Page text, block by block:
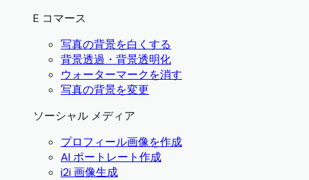
E コマース
写真の背景を白くする
背景透過・背景透明化
ウォーターマークを消す
写真の背景を変更
ソーシャル メディア
プロフィール画像を作成
AI ポートレート作成
i2i 画像生成